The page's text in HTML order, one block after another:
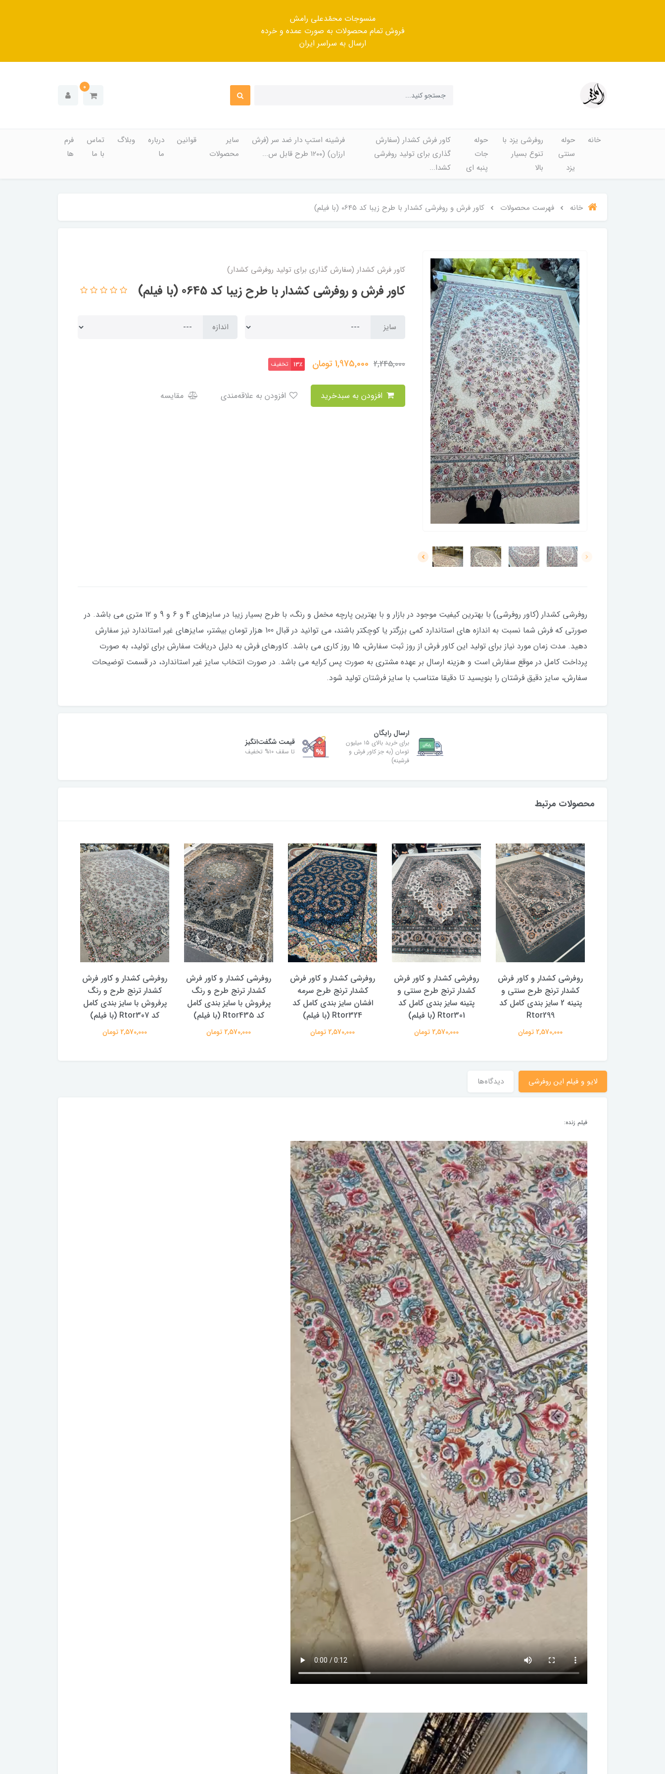
منسوجات محمّدعلی رامش
فروش تمام محصولات به صورت عمده و خرده
ارسال به سراسر ایران
0
خانه
حوله
سنتی
یزد
روفرشی یزد با
تنوع بسیار
بالا
حوله
جات
پنبه ای
کاور فرش کشدار (سفارش
گذاری برای تولید روفرشی
کشدا...
فرشینه استپ دار ضد سر (فرش
ارزان) (۱۲۰۰ طرح قابل س...
سایر
محصولات
قوانین
درباره
ما
وبلاگ
تماس
با ما
فرم
ها
خانه فهرست محصولات کاور فرش و روفرشی کشدار با طرح زیبا کد 0645 (با فیلم)
کاور فرش کشدار (سفارش گذاری برای تولید روفرشی کشدار)
کاور فرش و روفرشی کشدار با طرح زیبا کد 0645 (با فیلم)
سایز اندازه
2,245,000
1,975,000تومان 13٪ تخفیف
مقایسه
​​​​روفرشی کشدار (کاور روفرشی) با بهترین کیفیت موجود در بازار و با بهترین پارچه مخمل و رنگ، با طرح بسیار زیبا در سایزهای 4 و 6 و 9 و 12 متری می باشد. در
صورتی که فرش شما نسبت به اندازه های استاندارد کمی بزرگتر یا کوچکتر باشند، می توانید در قبال 100 هزار تومان بیشتر، سایزهای غیر استاندارد نیز سفارش
دهید. مدت زمان مورد نیاز برای تولید این کاور فرش از روز ثبت سفارش، 15 روز کاری می باشد. کاورهای فرش به دلیل دریافت سفارش برای تولید، به صورت
پرداخت کامل در موقع سفارش است و هزینه ارسال بر عهده مشتری به صورت پس کرایه می باشد. در صورت انتخاب سایز غیر استاندارد، در قسمت توضیحات
سفارش، سایز دقیق فرشتان را بنویسید تا دقیقا متناسب با سایز فرشتان تولید شود.
ارسال رایگان
برای خرید بالای ۱۵ میلیون
تومان (به جز کاور فرش و
فرشینه)
قیمت شگفت‌انگیز
تا سقف ۱۰% تخفیف
محصولات مرتبط
روفرشی کشدار و کاور فرش
کشدار ترنج طرح سنتی و
پتینه 2 سایز بندی کامل کد
Rtor299
2,570,000 تومان
روفرشی کشدار و کاور فرش
کشدار ترنج طرح سنتی و
پتینه سایز بندی کامل کد
Rtor301 (با فیلم)
2,570,000 تومان
روفرشی کشدار و کاور فرش
کشدار ترنج طرح سرمه
افشان سایز بندی کامل کد
Rtor324 (با فیلم)
2,570,000 تومان
روفرشی کشدار و کاور فرش
کشدار ترنج طرح و رنگ
پرفروش با سایز بندی کامل
کد Rtor435 (با فیلم)
2,570,000 تومان
روفرشی کشدار و کاور فرش
کشدار ترنج طرح و رنگ
پرفروش با سایز بندی کامل
کد Rtor307 (با فیلم)
2,570,000 تومان
لایو و فیلم این روفرشی دیدگاه‌ها
فیلم زنده: